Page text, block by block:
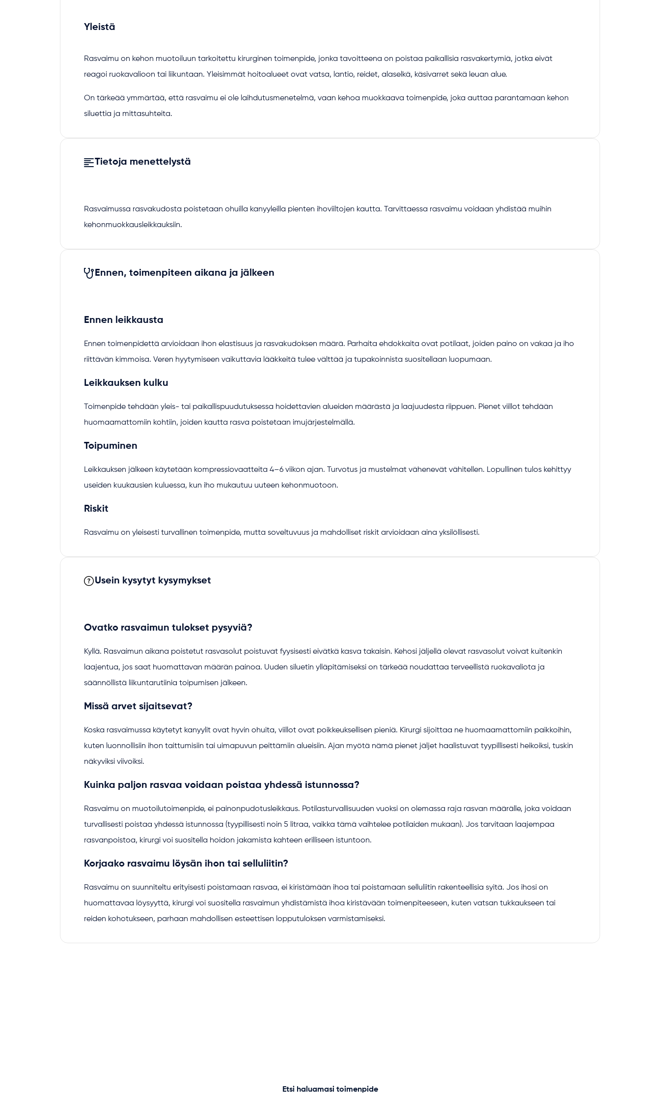
Yleistä
Rasvaimu on kehon muotoiluun tarkoitettu kirurginen toimenpide, jonka tavoitteena on poistaa paikallisia rasvakertymiä, jotka eivät
reagoi ruokavalioon tai liikuntaan. Yleisimmät hoitoalueet ovat vatsa, lantio, reidet, alaselkä, käsivarret sekä leuan alue.
On tärkeää ymmärtää, että rasvaimu ei ole laihdutusmenetelmä, vaan kehoa muokkaava toimenpide, joka auttaa parantamaan kehon
siluettia ja mittasuhteita.
Tietoja menettelystä
Rasvaimussa rasvakudosta poistetaan ohuilla kanyyleilla pienten ihoviiltojen kautta. Tarvittaessa rasvaimu voidaan yhdistää muihin
kehonmuokkausleikkauksiin.
Ennen, toimenpiteen aikana ja jälkeen
Ennen leikkausta
Ennen toimenpidettä arvioidaan ihon elastisuus ja rasvakudoksen määrä. Parhaita ehdokkaita ovat potilaat, joiden paino on vakaa ja iho
riittävän kimmoisa. Veren hyytymiseen vaikuttavia lääkkeitä tulee välttää ja tupakoinnista suositellaan luopumaan.
Leikkauksen kulku
Toimenpide tehdään yleis- tai paikallispuudutuksessa hoidettavien alueiden määrästä ja laajuudesta riippuen. Pienet viillot tehdään
huomaamattomiin kohtiin, joiden kautta rasva poistetaan imujärjestelmällä.
Toipuminen
Leikkauksen jälkeen käytetään kompressiovaatteita 4–6 viikon ajan. Turvotus ja mustelmat vähenevät vähitellen. Lopullinen tulos kehittyy
useiden kuukausien kuluessa, kun iho mukautuu uuteen kehonmuotoon.
Riskit
Rasvaimu on yleisesti turvallinen toimenpide, mutta soveltuvuus ja mahdolliset riskit arvioidaan aina yksilöllisesti.
Usein kysytyt kysymykset
Ovatko rasvaimun tulokset pysyviä?
Kyllä. Rasvaimun aikana poistetut rasvasolut poistuvat fyysisesti eivätkä kasva takaisin. Kehosi jäljellä olevat rasvasolut voivat kuitenkin
laajentua, jos saat huomattavan määrän painoa. Uuden siluetin ylläpitämiseksi on tärkeää noudattaa terveellistä ruokavaliota ja
säännöllistä liikuntarutiinia toipumisen jälkeen.
Missä arvet sijaitsevat?
Koska rasvaimussa käytetyt kanyylit ovat hyvin ohuita, viillot ovat poikkeuksellisen pieniä. Kirurgi sijoittaa ne huomaamattomiin paikkoihin,
kuten luonnollisiin ihon taittumisiin tai uimapuvun peittämiin alueisiin. Ajan myötä nämä pienet jäljet haalistuvat tyypillisesti heikoiksi, tuskin
näkyviksi viivoiksi.
Kuinka paljon rasvaa voidaan poistaa yhdessä istunnossa?
Rasvaimu on muotoilutoimenpide, ei painonpudotusleikkaus. Potilasturvallisuuden vuoksi on olemassa raja rasvan määrälle, joka voidaan
turvallisesti poistaa yhdessä istunnossa (tyypillisesti noin 5 litraa, vaikka tämä vaihtelee potilaiden mukaan). Jos tarvitaan laajempaa
rasvanpoistoa, kirurgi voi suositella hoidon jakamista kahteen erilliseen istuntoon.
Korjaako rasvaimu löysän ihon tai selluliitin?
Rasvaimu on suunniteltu erityisesti poistamaan rasvaa, ei kiristämään ihoa tai poistamaan selluliitin rakenteellisia syitä. Jos ihosi on
huomattavaa löysyyttä, kirurgi voi suositella rasvaimun yhdistämistä ihoa kiristävään toimenpiteeseen, kuten vatsan tukkaukseen tai
reiden kohotukseen, parhaan mahdollisen esteettisen lopputuloksen varmistamiseksi.
Etsi haluamasi toimenpide